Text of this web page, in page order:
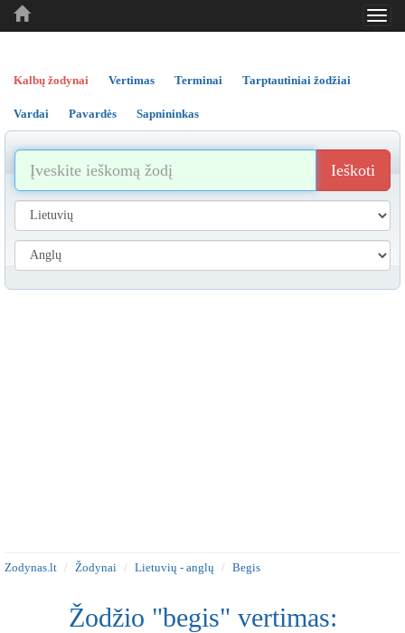
..
..
Kalbų žodynai Vertimas Terminai Tarptautiniai žodžiai
Vardai Pavardės Sapnininkas
Ieškoti
Zodynas.lt Žodynai Lietuvių - anglų Begis
Žodžio "begis" vertimas: